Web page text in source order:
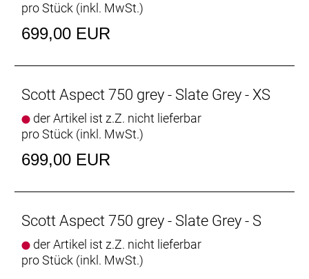
pro Stück (inkl. MwSt.)
699,00 EUR
Scott Aspect 750 grey - Slate Grey - XS
der Artikel ist z.Z. nicht lieferbar
pro Stück (inkl. MwSt.)
699,00 EUR
Scott Aspect 750 grey - Slate Grey - S
der Artikel ist z.Z. nicht lieferbar
pro Stück (inkl. MwSt.)